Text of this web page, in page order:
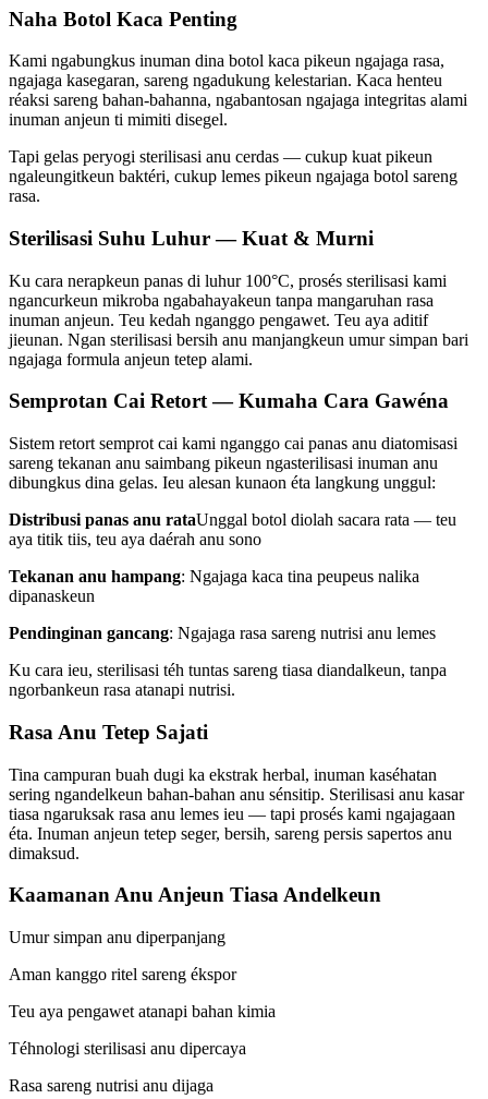
Naha Botol Kaca Penting
Kami ngabungkus inuman dina botol kaca pikeun ngajaga rasa,
ngajaga kasegaran, sareng ngadukung kelestarian. Kaca henteu
réaksi sareng bahan-bahanna, ngabantosan ngajaga integritas alami
inuman anjeun ti mimiti disegel.
Tapi gelas peryogi sterilisasi anu cerdas — cukup kuat pikeun
ngaleungitkeun baktéri, cukup lemes pikeun ngajaga botol sareng
rasa.
Sterilisasi Suhu Luhur — Kuat & Murni
Ku cara nerapkeun panas di luhur 100°C, prosés sterilisasi kami
ngancurkeun mikroba ngabahayakeun tanpa mangaruhan rasa
inuman anjeun. Teu kedah nganggo pengawet. Teu aya aditif
jieunan. Ngan sterilisasi bersih anu manjangkeun umur simpan bari
ngajaga formula anjeun tetep alami.
Semprotan Cai Retort — Kumaha Cara Gawéna
Sistem retort semprot cai kami nganggo cai panas anu diatomisasi
sareng tekanan anu saimbang pikeun ngasterilisasi inuman anu
dibungkus dina gelas. Ieu alesan kunaon éta langkung unggul:
Distribusi panas anu rataUnggal botol diolah sacara rata — teu
aya titik tiis, teu aya daérah anu sono
Tekanan anu hampang: Ngajaga kaca tina peupeus nalika
dipanaskeun
Pendinginan gancang: Ngajaga rasa sareng nutrisi anu lemes
Ku cara ieu, sterilisasi téh tuntas sareng tiasa diandalkeun, tanpa
ngorbankeun rasa atanapi nutrisi.
Rasa Anu Tetep Sajati
Tina campuran buah dugi ka ekstrak herbal, inuman kaséhatan
sering ngandelkeun bahan-bahan anu sénsitip. Sterilisasi anu kasar
tiasa ngaruksak rasa anu lemes ieu — tapi prosés kami ngajagaan
éta. Inuman anjeun tetep seger, bersih, sareng persis sapertos anu
dimaksud.
Kaamanan Anu Anjeun Tiasa Andelkeun
Umur simpan anu diperpanjang
Aman kanggo ritel sareng ékspor
Teu aya pengawet atanapi bahan kimia
Téhnologi sterilisasi anu dipercaya
Rasa sareng nutrisi anu dijaga